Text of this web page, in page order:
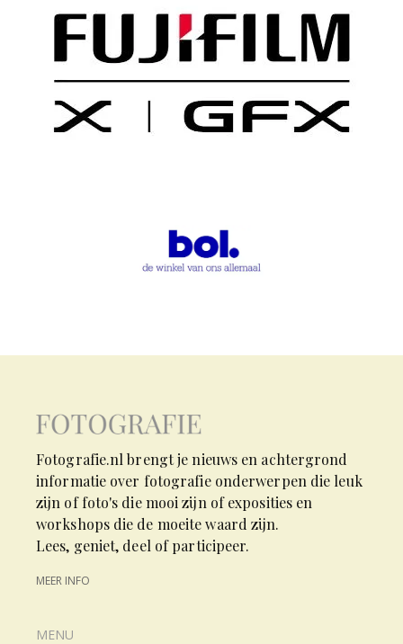
Fotografie.nl brengt je nieuws en achtergrond
informatie over fotografie onderwerpen die leuk
zijn of foto's die mooi zijn of exposities en
workshops die de moeite waard zijn.
Lees, geniet, deel of participeer.
MEER INFO
MENU